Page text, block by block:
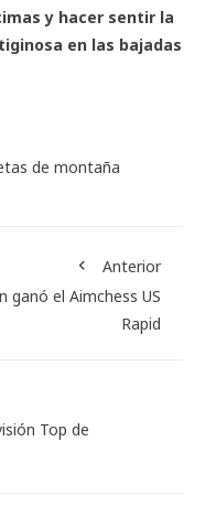
y hacer sentir la
en las bajadas
de montaña
Anterior
ganó el Aimchess US
Rapid
Top de